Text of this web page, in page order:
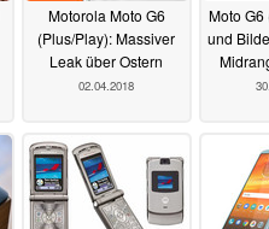
Motorola Moto G6
(Plus/Play): Massiver
Leak über Ostern
02.04.2018
Moto
und